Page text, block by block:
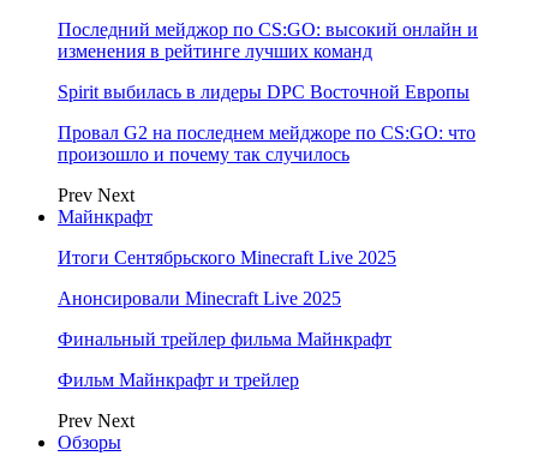
Последний мейджор по CS:GO: высокий онлайн и
изменения в рейтинге лучших команд
Spirit выбилась в лидеры DPC Восточной Европы
Провал G2 на последнем мейджоре по CS:GO: что
произошло и почему так случилось
Prev Next
Майнкрафт
Итоги Сентябрьского Minecraft Live 2025
Анонсировали Minecraft Live 2025
Финальный трейлер фильма Майнкрафт
Фильм Майнкрафт и трейлер
Prev Next
Обзоры